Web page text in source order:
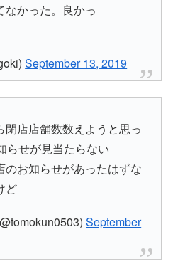
なかった。良かっ
September 13, 2019
店店舗数数えようと思っ
らせが見当たらない
のお知らせがあったはずな
ど
September